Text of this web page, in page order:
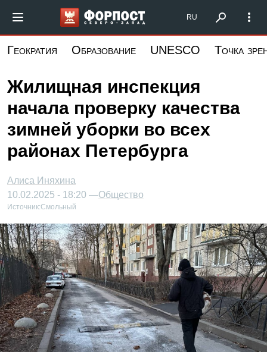
основному
Форпост Северо-Запад
RU
Геократия Образование UNESCO Точка
Жилищная инспекция
начала проверку качества
зимней уборки во всех
районах Петербурга
Алиса Иняхина
10.02.2025 - 18:20 —Общество
Источник:Смольный